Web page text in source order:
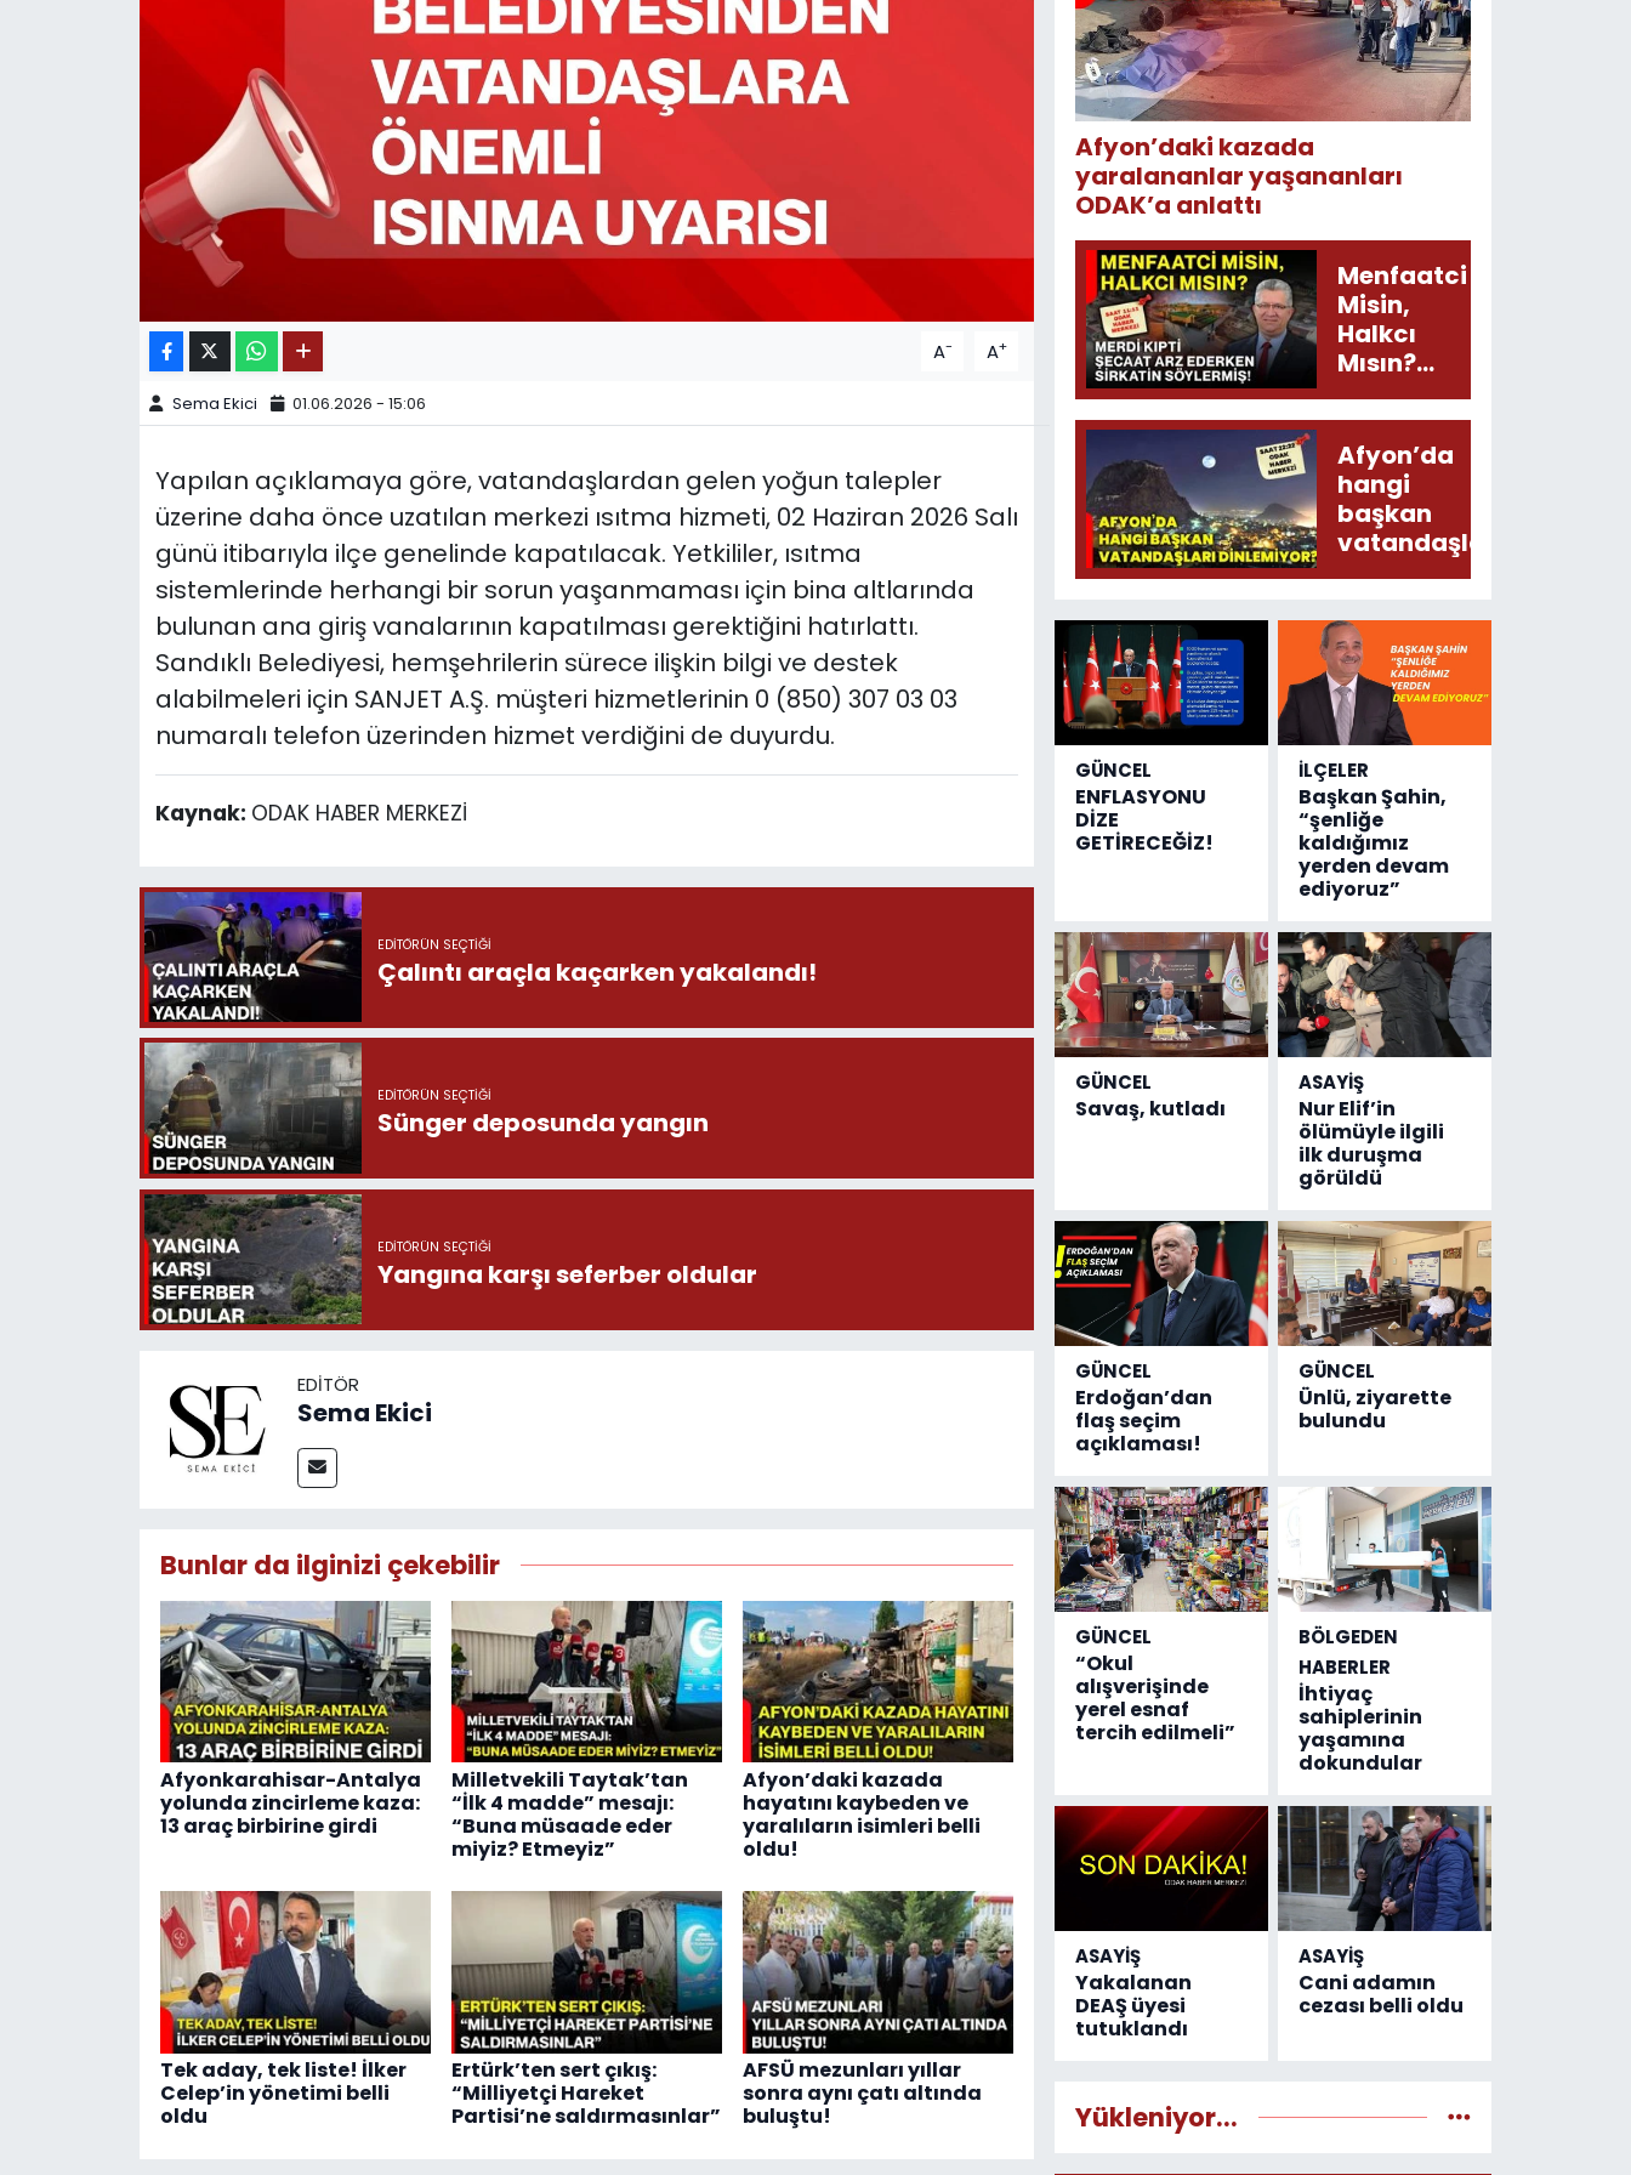
A- A+
Sema Ekici 01.06.2026 - 15:06
Yapılan açıklamaya göre, vatandaşlardan gelen yoğun talepler
üzerine daha önce uzatılan merkezi ısıtma hizmeti, 02 Haziran 2026 Salı
günü itibarıyla ilçe genelinde kapatılacak. Yetkililer, ısıtma
sistemlerinde herhangi bir sorun yaşanmaması için bina altlarında
bulunan ana giriş vanalarının kapatılması gerektiğini hatırlattı.
Sandıklı Belediyesi, hemşehrilerin sürece ilişkin bilgi ve destek
alabilmeleri için SANJET A.Ş. müşteri hizmetlerinin 0 (850) 307 03 03
numaralı telefon üzerinden hizmet verdiğini de duyurdu.
Kaynak: ODAK HABER MERKEZİ
EDITÖRÜN SEÇTIĞI
Çalıntı araçla kaçarken yakalandı!
EDITÖRÜN SEÇTIĞI
Sünger deposunda yangın
EDITÖRÜN SEÇTIĞI
Yangına karşı seferber oldular
EDITÖR
Sema Ekici
Bunlar da ilginizi çekebilir
Afyonkarahisar-Antalya
yolunda zincirleme kaza:
13 araç birbirine girdi
Milletvekili Taytak’tan
“İlk 4 madde” mesajı:
“Buna müsaade eder
miyiz? Etmeyiz”
Afyon’daki kazada
hayatını kaybeden ve
yaralıların isimleri belli
oldu!
Tek aday, tek liste! İlker
Celep’in yönetimi belli
oldu
Ertürk’ten sert çıkış:
“Milliyetçi Hareket
Partisi’ne saldırmasınlar”
AFSÜ mezunları yıllar
sonra aynı çatı altında
buluştu!
Afyon’daki kazada
yaralananlar yaşananları
ODAK’a anlattı
Menfaatci
Misin,
Halkcı
Mısın?
Merdi
Kıpti
Şecaat
Arz
Ederken
Sirkatin
Söylermiş!
Afyon’da
hangi
başkan
vatandaşları
dinlemiyor?
GÜNCEL
ENFLASYONU
DİZE
GETİRECEĞİZ!
İLÇELER
Başkan Şahin,
“şenliğe
kaldığımız
yerden devam
ediyoruz”
GÜNCEL
Savaş, kutladı
ASAYİŞ
Nur Elif’in
ölümüyle ilgili
ilk duruşma
görüldü
GÜNCEL
Erdoğan’dan
flaş seçim
açıklaması!
GÜNCEL
Ünlü, ziyarette
bulundu
GÜNCEL
“Okul
alışverişinde
yerel esnaf
tercih edilmeli”
BÖLGEDEN
HABERLER
İhtiyaç
sahiplerinin
yaşamına
dokundular
ASAYİŞ
Yakalanan
DEAŞ üyesi
tutuklandı
ASAYİŞ
Cani adamın
cezası belli oldu
Yükleniyor...